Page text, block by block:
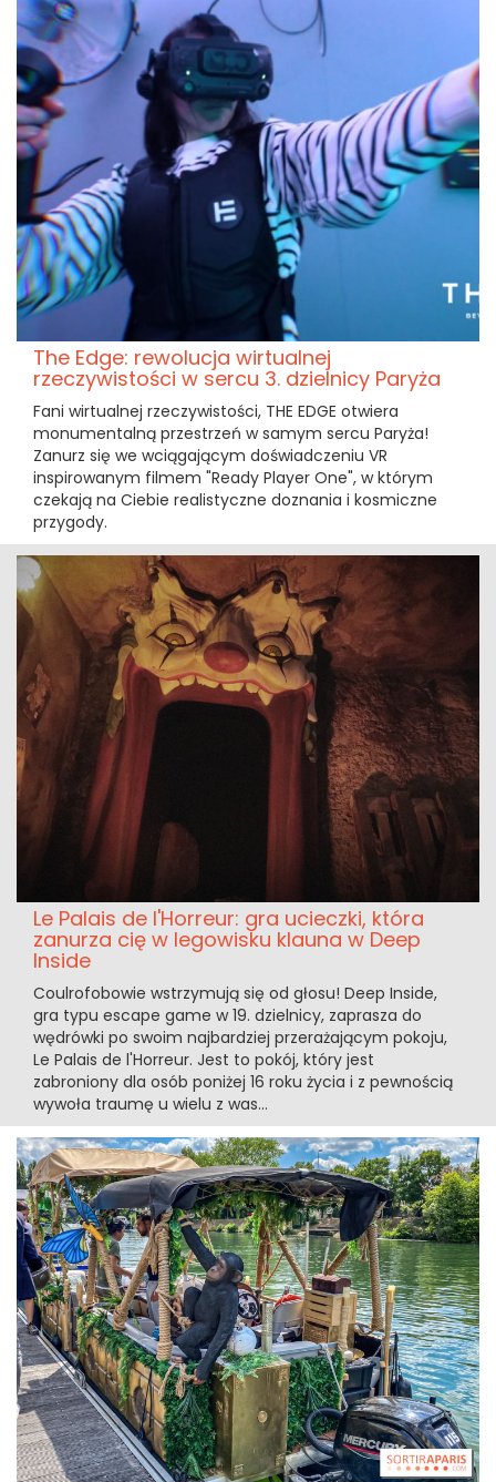
The Edge: rewolucja wirtualnej
rzeczywistości w sercu 3. dzielnicy Paryża
Fani wirtualnej rzeczywistości, THE EDGE otwiera
monumentalną przestrzeń w samym sercu Paryża!
Zanurz się we wciągającym doświadczeniu VR
inspirowanym filmem "Ready Player One", w którym
czekają na Ciebie realistyczne doznania i kosmiczne
przygody.
Le Palais de l'Horreur: gra ucieczki, która
zanurza cię w legowisku klauna w Deep
Inside
Coulrofobowie wstrzymują się od głosu! Deep Inside,
gra typu escape game w 19. dzielnicy, zaprasza do
wędrówki po swoim najbardziej przerażającym pokoju,
Le Palais de l'Horreur. Jest to pokój, który jest
zabroniony dla osób poniżej 16 roku życia i z pewnością
wywoła traumę u wielu z was...